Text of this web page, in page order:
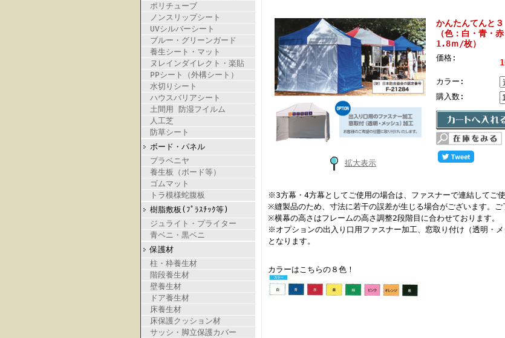
ポリチューブ
ノンスリップシート
UVシルバーシート
ブルー・グリーンガード
養生シート・マット
ヌレインダイレクト・楽貼
PPシート（外構シート）
水切りシート
ハウスバリアシート
土間用 防湿フイルム
人工芝
防草シート
ボード・パネル
プラベニヤ
養生板（ボード等）
ゴムマット
トラ模様蛇腹板
樹脂敷板(ﾌﾟﾗｽﾁｯｸ等)
ジュライト・プライター
青ベニ・黒ベニ
保護材
柱・枠養生材
階段養生材
壁養生材
ドア養生材
床養生材
床保護クッション材
サッシ・脚立保護カバー
拡大表示
かんたんてんと
（色：白・青・
1.8ｍ/枚）
価格:
カラー:
購入数:
※3方幕・4方幕としてご使用の場合は、ファスナーで連結してご使
※縫製品のため、寸法に若干の誤差が生じる場合がございます。ご
※横幕の高さはフレームの高さ調整2段階目に合わせております。
※オプションの出入り口用ファスナー加工、窓取り付け（透明・
となります。
カラーはこちらの８色！